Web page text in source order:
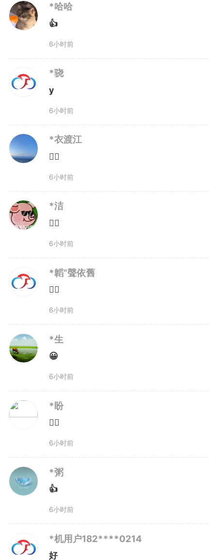
*哈哈
👍
6小时前
*骁
y
6小时前
*衣渡江
👍🏻
6小时前
*洁
👍🏻
6小时前
*韜”聲依舊
👍🏻
6小时前
*生
😀
6小时前
*盼
👍🏻
6小时前
*粥
👍
6小时前
*机用户182****0214
好